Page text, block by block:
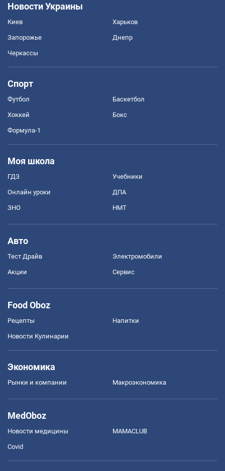
Новости Украины
Киев Харьков
Запорожье Днепр
Черкассы
Спорт
Футбол Баскетбол
Хоккей Бокс
Формула-1
Моя школа
ГДЗ Учебники
Онлайн уроки ДПА
ЗНО НМТ
Авто
Тест Драйв Электромобили
Акции Сервис
Food Oboz
Рецепты Напитки
Новости Кулинарии
Экономика
Рынки и компании Mакроэкономика
MedOboz
Новости медицины MAMACLUB
Covid